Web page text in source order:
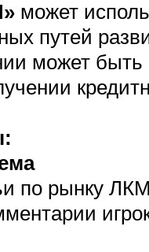
может
путей
может быть
по рынку